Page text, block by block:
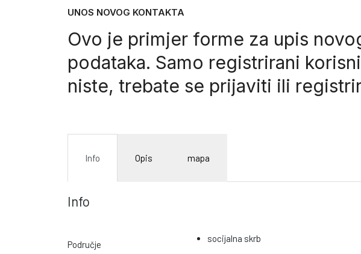
UNOS NOVOG KONTAKTA
Ovo je primjer forme za upis
podataka. Samo registrirani
niste, trebate se prijaviti ili
Info Opis mapa
Info
Područje
socijalna skrb